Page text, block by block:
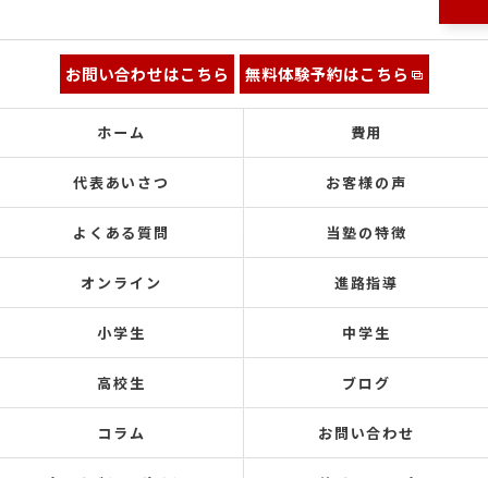
お問い合わせはこちら 無料体験予約はこちら
ホーム 費用
代表あいさつ お客様の声
よくある質問 当塾の特徴
オンライン 進路指導
小学生 中学生
高校生 ブログ
コラム お問い合わせ